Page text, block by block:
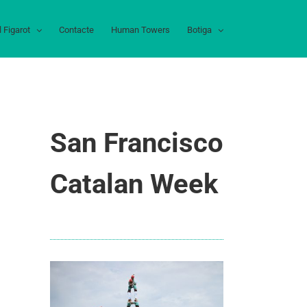
Figarot Contacte Human Towers Botiga
San Francisco
Catalan Week